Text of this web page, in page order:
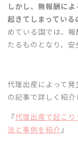
しかし、無報酬に
起きてしまっている
めている国では、
たるものとなり、安
代理出産によって
の記事で詳しく紹介
『代理出産で起こ
法と事例を紹介』